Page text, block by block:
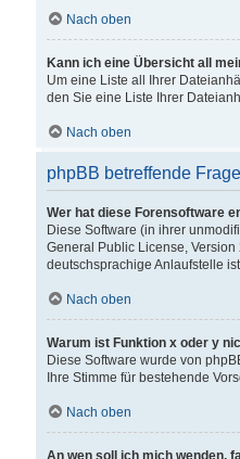
Nach oben
Kann ich eine Übersicht all
Um eine Liste all Ihrer
den Sie eine Liste Ihrer
Nach oben
phpBB betreffende
Wer hat diese Forensoftware
Diese Software (in ihrer
General Public License,
deutschsprachige Anlaufstelle
Nach oben
Warum ist Funktion x oder y
Diese Software wurde von
Ihre Stimme für bestehende
Nach oben
An wen soll ich mich wenden,